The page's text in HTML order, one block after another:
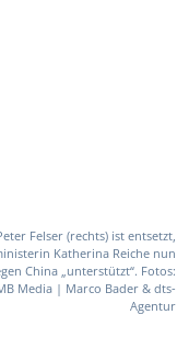
Felser (rechts) ist entsetzt,
Katherina Reiche nun
China „unterstützt“. Fotos:
Media | Marco Bader & dts-
Agentur